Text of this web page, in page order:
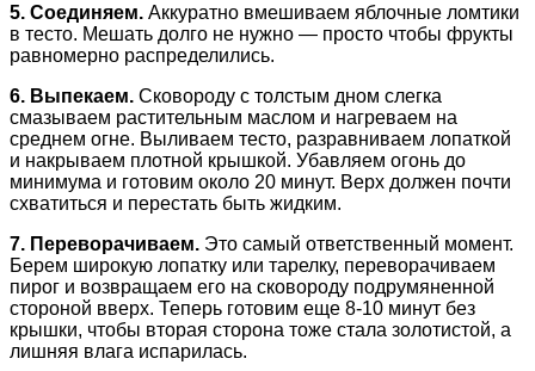
5. Соединяем. Аккуратно вмешиваем яблочные ломтики
в тесто. Мешать долго не нужно — просто чтобы фрукты
равномерно распределились.
6. Выпекаем. Сковороду с толстым дном слегка
смазываем растительным маслом и нагреваем на
среднем огне. Выливаем тесто, разравниваем лопаткой
и накрываем плотной крышкой. Убавляем огонь до
минимума и готовим около 20 минут. Верх должен почти
схватиться и перестать быть жидким.
7. Переворачиваем. Это самый ответственный момент.
Берем широкую лопатку или тарелку, переворачиваем
пирог и возвращаем его на сковороду подрумяненной
стороной вверх. Теперь готовим еще 8-10 минут без
крышки, чтобы вторая сторона тоже стала золотистой, а
лишняя влага испарилась.